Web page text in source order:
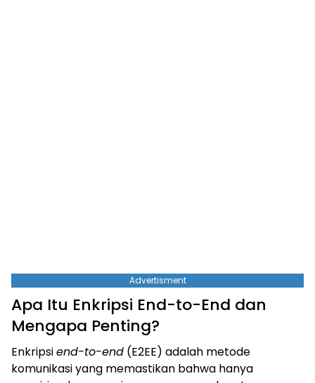
Advertisment
Apa Itu Enkripsi End-to-End dan
Mengapa Penting?
Enkripsiend-to-end (E2EE) adalah metode
komunikasi yang memastikan bahwa hanya